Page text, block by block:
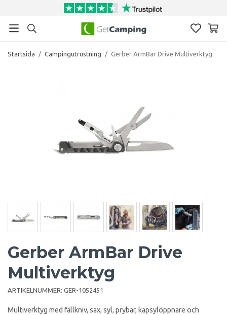
Startsida / Campingutrustning / Gerber ArmBar Drive Multiverktyg
Gerber ArmBar Drive
Multiverktyg
ARTIKELNUMMER: GER-1052451
Multiverktyg med fällkniv, sax, syl, prybar, kapsylöppnare och